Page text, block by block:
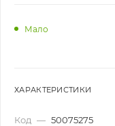
Мало
ХАРАКТЕРИСТИКИ
Код — 50075275